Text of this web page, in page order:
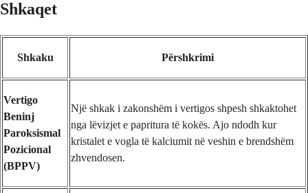
Shkaqet
Shkaku Përshkrimi
Vertigo
Beninj
Paroksismal
Pozicional
(BPPV)
Një shkak i zakonshëm i vertigos shpesh shkaktohet
nga lëvizjet e papritura të kokës. Ajo ndodh kur
kristalet e vogla të kalciumit në veshin e brendshëm
zhvendosen.